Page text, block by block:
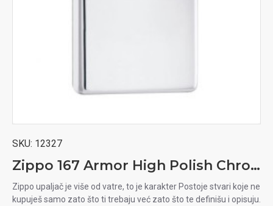
SKU: 12327
Zippo 167 Armor High Polish Chrome upaljač
Zippo upaljač je više od vatre, to je karakter Postoje stvari koje ne
kupuješ samo zato što ti trebaju već zato što te definišu i opisuju.